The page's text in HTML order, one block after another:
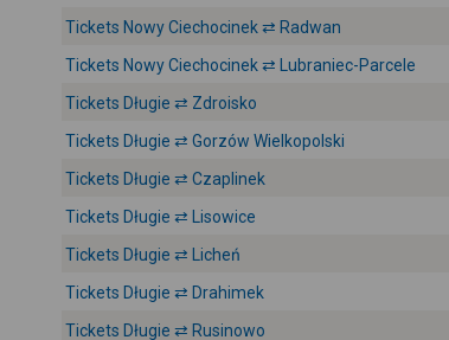
Tickets Nowy Ciechocinek ⇄ Radwan
Tickets Nowy Ciechocinek ⇄ Lubraniec-Parcele
Tickets Długie ⇄ Zdroisko
Tickets Długie ⇄ Gorzów Wielkopolski
Tickets Długie ⇄ Czaplinek
Tickets Długie ⇄ Lisowice
Tickets Długie ⇄ Licheń
Tickets Długie ⇄ Drahimek
Tickets Długie ⇄ Rusinowo